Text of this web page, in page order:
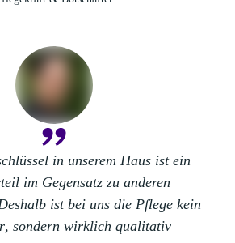
in unserem Haus ist ein
im Gegensatz zu anderen
ist bei uns diePflege kein
, sondern wirklich qualitativ